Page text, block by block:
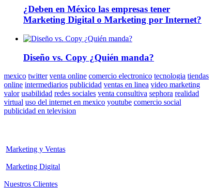
¿Deben en México las empresas tener
Marketing Digital o Marketing por Internet?
Diseño vs. Copy ¿Quién manda?
mexico twitter venta online comercio electronico tecnologia tiendas
online intermediarios publicidad ventas en linea video marketing
valor usabilidad redes sociales venta consultiva sephora realidad
virtual uso del internet en mexico youtube comercio social
publicidad en television
Marketing y Ventas
Marketing Digital
Nuestros Clientes